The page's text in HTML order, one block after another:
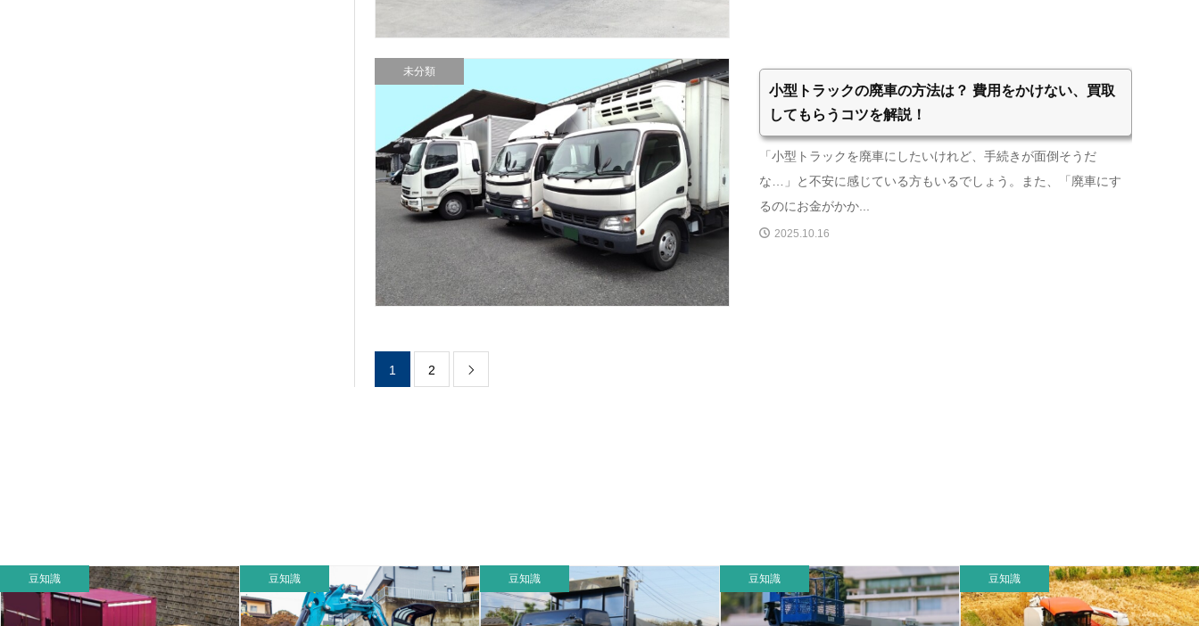
未分類
小型トラックの廃車の方法は？ 費用をかけない、買取
してもらうコツを解説！
「小型トラックを廃車にしたいけれど、手続きが面倒そうだ
な…」と不安に感じている方もいるでしょう。また、「廃車にす
るのにお金がかか...
2025.10.16
1 2 
豆知識 豆知識 豆知識 豆知識 豆知識